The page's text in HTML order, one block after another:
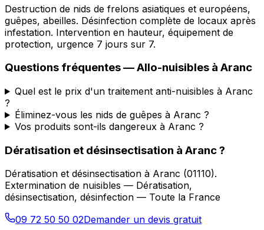
Destruction de nids de frelons asiatiques et européens,
guêpes, abeilles. Désinfection complète de locaux après
infestation. Intervention en hauteur, équipement de
protection, urgence 7 jours sur 7.
Questions fréquentes —Allo-nuisibles à Aranc
Quel est le prix d'un traitement anti-nuisibles à Aranc
?
Éliminez-vous les nids de guêpes à Aranc ?
Vos produits sont-ils dangereux à Aranc ?
Dératisation et désinsectisation à Aranc?
Dératisation et désinsectisation à Aranc (01110).
Extermination de nuisibles — Dératisation,
désinsectisation, désinfection — Toute la France
09 72 50 50 02Demander un devis gratuit